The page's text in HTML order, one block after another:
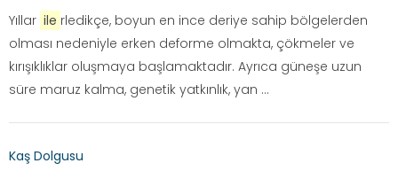
Yıllar ile rledikçe, boyun en ince deriye sahip bölgelerden
olması nedeniyle erken deforme olmakta, çökmeler ve
kırışıklıklar oluşmaya başlamaktadır. Ayrıca güneşe uzun
süre maruz kalma, genetik yatkınlık, yan ...
Kaş Dolgusu